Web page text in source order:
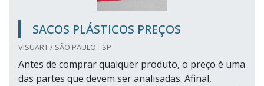
SACOS PLÁSTICOS PREÇOS
VISUART / SÃO PAULO - SP
Antes de comprar qualquer produto, o preço é uma
das partes que devem ser analisadas. Afinal,